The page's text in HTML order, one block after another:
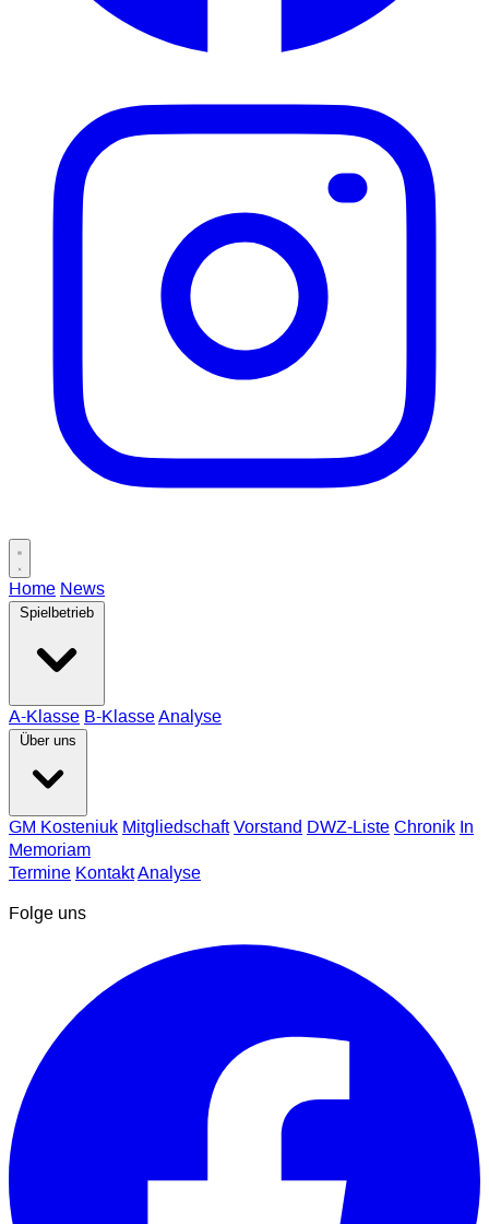
Home News
Spielbetrieb
A-Klasse B-KlasseAnalyse
Über uns
GM Kosteniuk Mitgliedschaft Vorstand DWZ-Liste Chronik In
Memoriam
Termine KontaktAnalyse
Folge uns